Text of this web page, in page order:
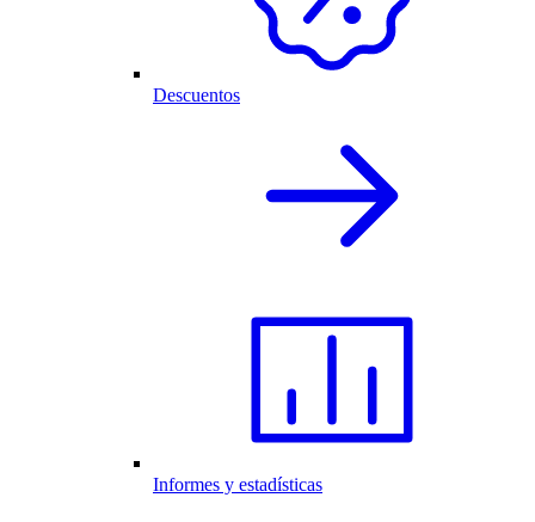
Descuentos
Informes y estadísticas